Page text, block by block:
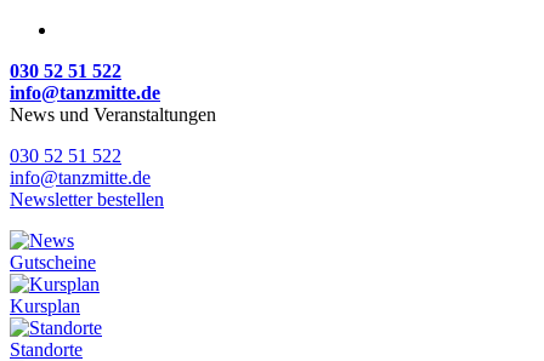
030 52 51 522
info@tanzmitte.de
News und Veranstaltungen
030 52 51 522
info@tanzmitte.de
Newsletter bestellen
Gutscheine
Kursplan
Standorte